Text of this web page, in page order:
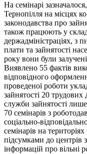
На семінарі
Тернопілля на місцях
законодавства про
також працюють у
держадміністраціях, з
плати та зайнятості
року вони були
Виявлено 55 фактів
відповідного
проведеної роботи
зайнятості 20
служби зайнятості
70 семінарів з
соціально-
семінарів на
підсумками до центрів
інформацій про вільні